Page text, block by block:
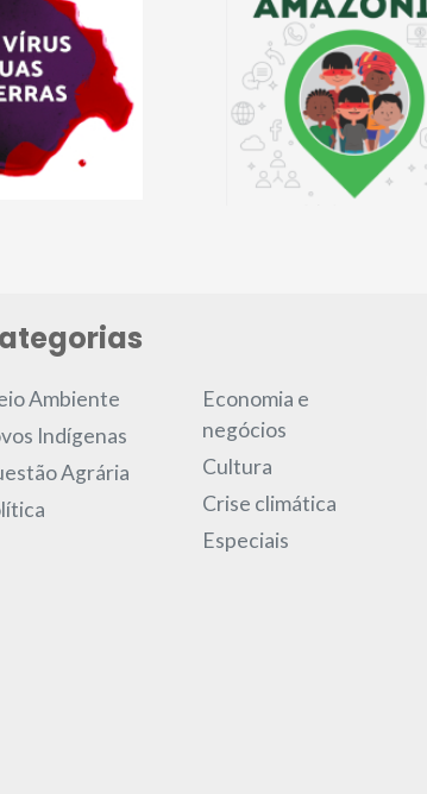
Ambiente
Indígenas
Agrária
Economia e
negócios
Cultura
Crise climática
Especiais